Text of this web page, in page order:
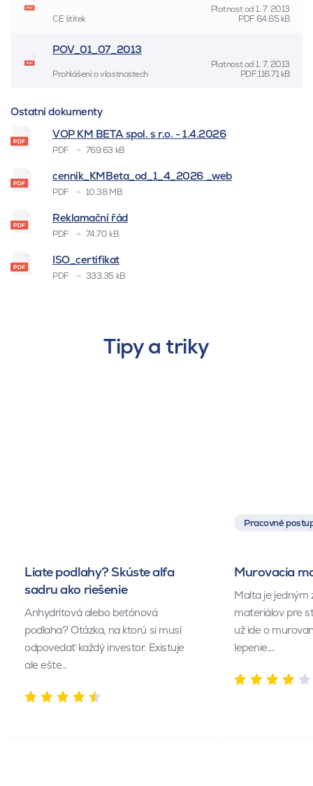
Platnost od1. 7. 2013
CE štítek
PDF 64.65 kB
POV_01_07_2013
Platnost od1. 7. 2013
Prohlášení o vlastnostech
PDF116.71 kB
Ostatní dokumenty
VOP KM BETA spol. s r.o. - 1.4.2026
PDF 769.63 kB
cenník_KMBeta_od_1_4_2026 _web
PDF 10.38 MB
Reklamační řád
PDF 74.70 kB
ISO_certifikat
PDF 333.35 kB
Tipy a triky
Liate podlahy? Skúste alfa
sadru ako riešenie
Anhydritová alebo betónová
podlaha? Otázka, na ktorú si musí
odpovedať každý investor. Existuje
ale ešte…
Pracovné
Murovacia
Malta je jedným
materiálov pre
už ide o
lepenie.…